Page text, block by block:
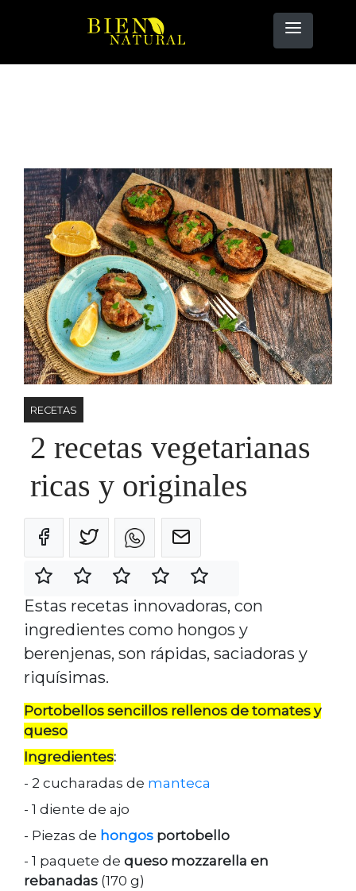
RECETAS
2 recetas vegetarianas
ricas y originales
Estas recetas innovadoras, con
ingredientes como hongos y
berenjenas, son rápidas, saciadoras y
riquísimas.
Portobellos sencillos rellenos de tomates y
queso
Ingredientes:
- 2 cucharadas de manteca
- 1 diente de ajo
- Piezas de hongos portobello
- 1 paquete de queso mozzarella en
rebanadas (170 g)